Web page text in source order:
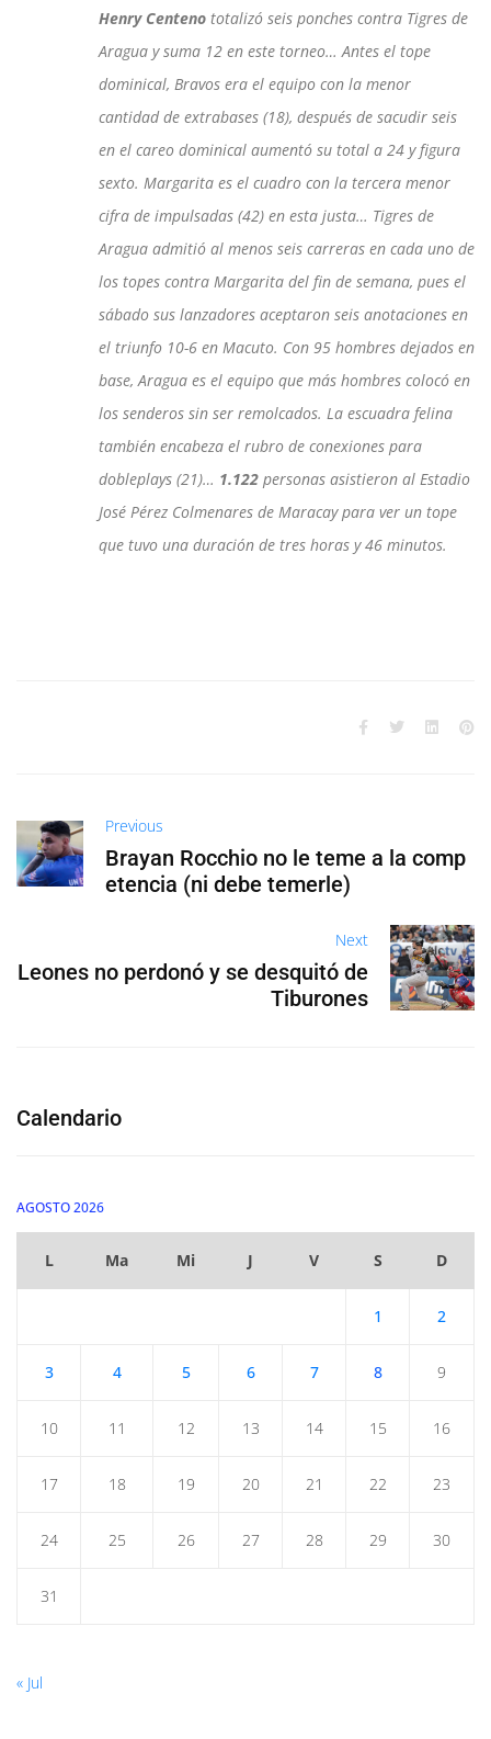
Henry Centeno totalizó seis ponches contra Tigres de
Aragua y suma 12 en este torneo… Antes el tope
dominical, Bravos era el equipo con la menor
cantidad de extrabases (18), después de sacudir seis
en el careo dominical aumentó su total a 24 y figura
sexto. Margarita es el cuadro con la tercera menor
cifra de impulsadas (42) en esta justa… Tigres de
Aragua admitió al menos seis carreras en cada uno de
los topes contra Margarita del fin de semana, pues el
sábado sus lanzadores aceptaron seis anotaciones en
el triunfo 10-6 en Macuto. Con 95 hombres dejados en
base, Aragua es el equipo que más hombres colocó en
los senderos sin ser remolcados. La escuadra felina
también encabeza el rubro de conexiones para
dobleplays (21)… 1.122 personas asistieron al Estadio
José Pérez Colmenares de Maracay para ver un tope
que tuvo una duración de tres horas y 46 minutos.
Previous
Brayan Rocchio no le teme a la comp
etencia (ni debe temerle)
Next
Leones no perdonó y se desquitó de
Tiburones
Calendario
AGOSTO 2026
L Ma Mi J V S D
1 2
3 4 5 6 7 8 9
10 11 12 13 14 15 16
17 18 19 20 21 22 23
24 25 26 27 28 29 30
31
« Jul